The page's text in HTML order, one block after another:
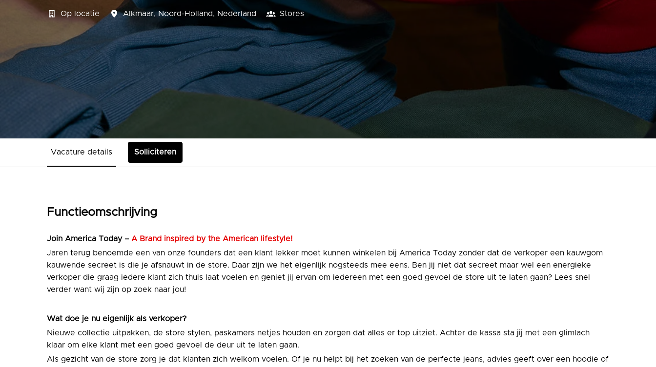
Op locatie Alkmaar, Noord-Holland, Nederland Stores
Vacature details Solliciteren
Functieomschrijving
Join America Today – A Brand inspired by the American lifestyle!
Jaren terug benoemde een van onze founders dat een klant lekker moet kunnen winkelen bij America Today zonder dat de verkoper een kauwgom
kauwende secreet is die je afsnauwt in de store. Daar zijn we het eigenlijk nogsteeds mee eens. Ben jij niet dat secreet maar wel een energieke
verkoper die graag iedere klant zich thuis laat voelen en geniet jij ervan om iedereen met een goed gevoel de store uit te laten gaan? Lees snel
verder want wij zijn op zoek naar jou!
Wat doe je nu eigenlijk als verkoper?
Nieuwe collectie uitpakken, de store stylen, paskamers netjes houden en zorgen dat alles er top uitziet. Achter de kassa sta jij met een glimlach
klaar om elke klant met een goed gevoel de deur uit te laten gaan.
Als gezicht van de store zorg je dat klanten zich welkom voelen. Of je nu helpt bij het zoeken van de perfecte jeans, advies geeft over een hoodie of